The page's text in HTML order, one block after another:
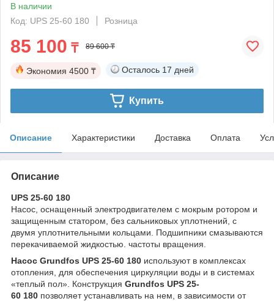
В наличии
Код: UPS 25-60 180
Розница
85 100 ₸ 89 600 ₸
Экономия 4500 ₸ Осталось 17 дней
Купить
Описание Характеристики Доставка Оплата
Описание
UPS 25-60 180
Насос, оснащенный электродвигателем с мокрым ротором и
защищенным статором, без сальниковых уплотнений, с
двумя уплотнительными кольцами. Подшипники смазываются
перекачиваемой жидкостью. частоты вращения.
Насос Grundfos UPS 25-60 180 используют в комплексах
отопления, для обеспечения циркуляции воды и в системах
«теплый пол». Конструкция Grundfos UPS 25-
60 180 позволяет устанавливать на нем, в зависимости от